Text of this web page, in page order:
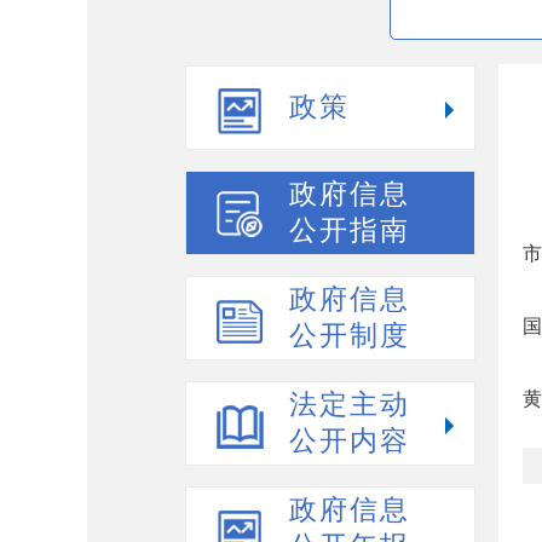
政策
政府信息
公开指南
政府信息
公开制度
法定主动
公开内容
政府信息